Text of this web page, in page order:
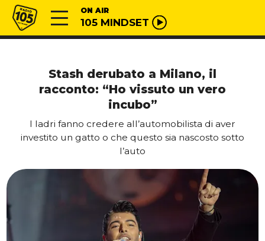
Vai al contenuto
Radio 105 ON AIR
105 MINDSET
Stash derubato a Milano, il
racconto: “Ho vissuto un vero
incubo”
I ladri fanno credere all’automobilista di aver
investito un gatto o che questo sia nascosto sotto
l’auto